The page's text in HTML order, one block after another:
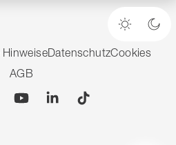
Heller
DatenschutzCookies
AGB
FacebookYouTubeLinkedin